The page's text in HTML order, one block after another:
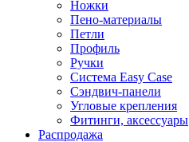
Ножки
Пено-материалы
Петли
Профиль
Ручки
Система Easy Case
Сэндвич-панели
Угловые крепления
Фитинги, аксессуары
Распродажа